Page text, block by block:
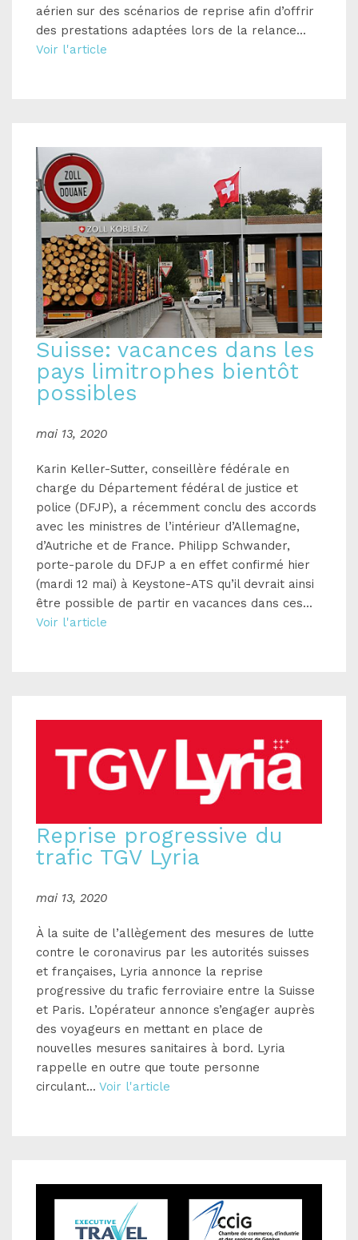
aérien sur des scénarios de reprise afin d’offrir
des prestations adaptées lors de la relance...
Voir l'article
Suisse: vacances dans les
pays limitrophes bientôt
possibles
mai 13, 2020
Karin Keller-Sutter, conseillère fédérale en
charge du Département fédéral de justice et
police (DFJP), a récemment conclu des accords
avec les ministres de l’intérieur d’Allemagne,
d’Autriche et de France. Philipp Schwander,
porte-parole du DFJP a en effet confirmé hier
(mardi 12 mai) à Keystone-ATS qu’il devrait ainsi
être possible de partir en vacances dans ces...
Voir l'article
Reprise progressive du
trafic TGV Lyria
mai 13, 2020
À la suite de l’allègement des mesures de lutte
contre le coronavirus par les autorités suisses
et françaises, Lyria annonce la reprise
progressive du trafic ferroviaire entre la Suisse
et Paris. L’opérateur annonce s’engager auprès
des voyageurs en mettant en place de
nouvelles mesures sanitaires à bord. Lyria
rappelle en outre que toute personne
circulant... Voir l'article